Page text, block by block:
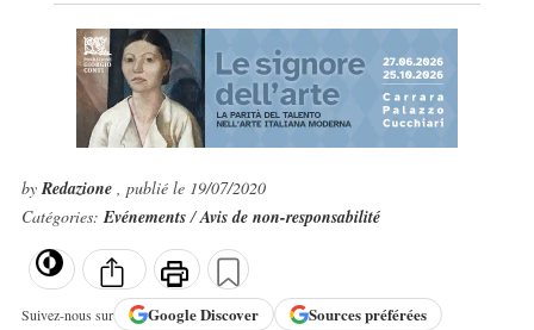
byRedazione , publié le 19/07/2020
Catégories:Evénements/Avis de non-responsabilité
Suivez-nous sur GoogleDiscover Sources préférées